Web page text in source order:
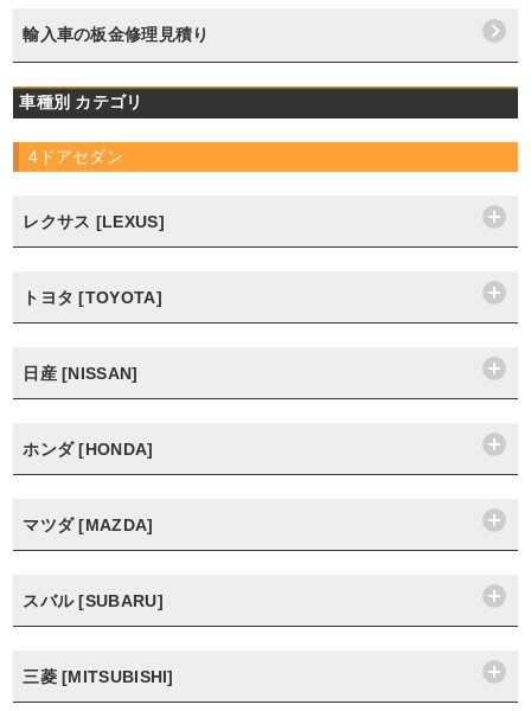
輸入車の板金修理見積り
車種別 カテゴリ
4ドアセダン
レクサス [LEXUS]
トヨタ [TOYOTA]
日産 [NISSAN]
ホンダ [HONDA]
マツダ [MAZDA]
スバル [SUBARU]
三菱 [MITSUBISHI]